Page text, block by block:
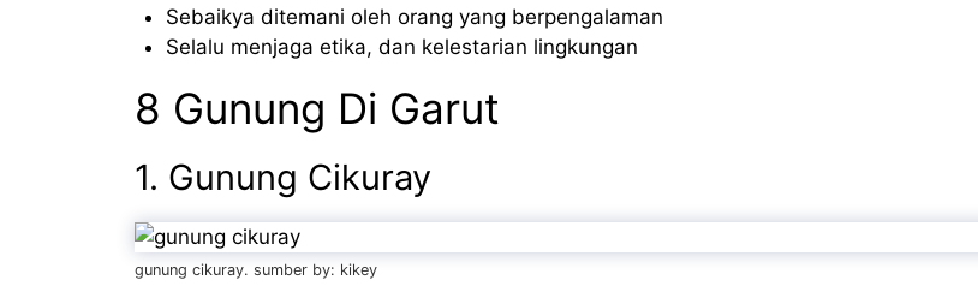
Sebaikya ditemani oleh orang yang berpengalaman
Selalu menjaga etika, dan kelestarian lingkungan
8 Gunung Di Garut
1. Gunung Cikuray
gunung cikuray. sumber by: kikey